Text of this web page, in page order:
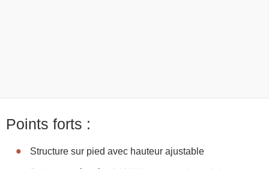
Points forts :
Structure sur pied avec hauteur ajustable